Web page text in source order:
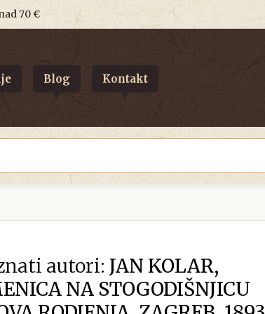
70 €
Blog Kontakt
autori: JAN KOLAR,
NA STOGODIŠNJICU